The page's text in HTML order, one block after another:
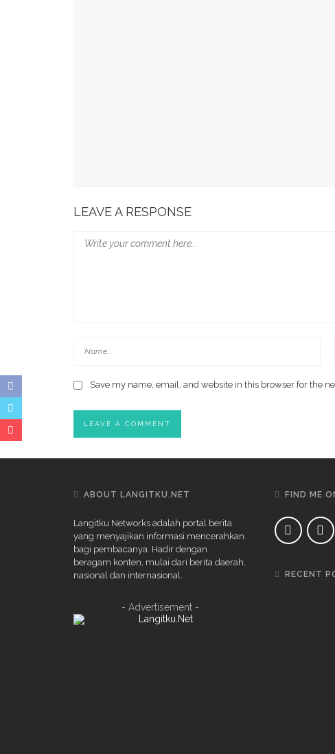
LEAVE A RESPONSE
Save my name, email, and website in this browser for the
ABOUT LANGITKU.NET
Langitku Networks adalah portal berita
yang menyajikan informasi mencerahkan
bagi pembacanya. Hadir dengan
beragam konten, mulai dari berita daerah,
nasional dan internasional.
- Advertisement -
FIND ME
RECENT